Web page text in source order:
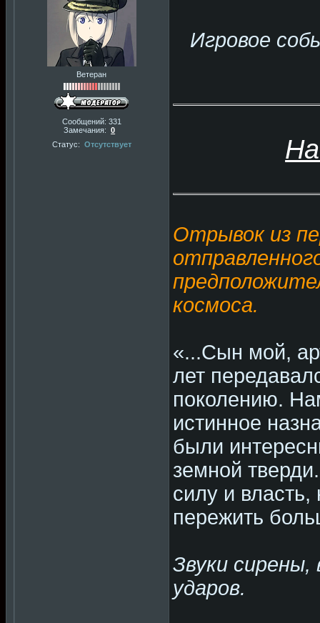
Ветеран
Сообщений: 331
Замечания:0
Статус: Отсутствует
Игровое
Отрывок из
космоса.
«...Сын мой,
лет
поколению.
истинное
были
земной
силу и
пережить
Звуки
ударов.